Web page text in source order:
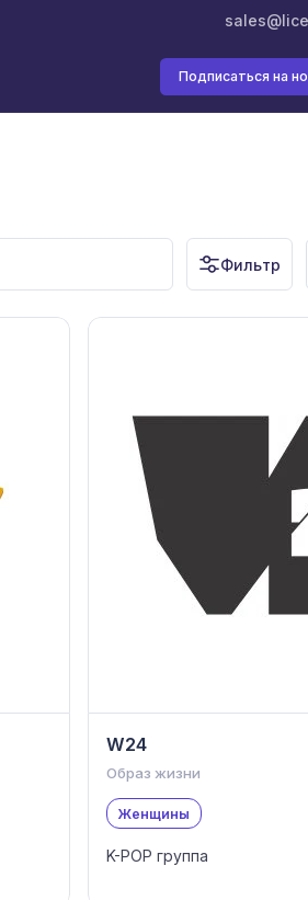
Подписаться на
Фильтр
W24
Образ жизни
Женщины
K-POP группа